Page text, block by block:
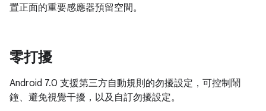
置正面的重要感應器預留空間。
零打擾
Android 7.0 支援第三方自動規則的勿擾設定，可控制鬧
鐘、避免視覺干擾，以及自訂勿擾設定。